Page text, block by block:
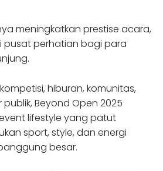
meningkatkan prestise acara,
pusat perhatian bagi para
hiburan, komunitas,
Beyond Open 2025
lifestyle yang patut
sport, style, dan energi
besar.